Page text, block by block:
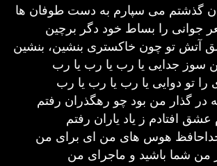
گذشتم می سپارم به دست طوفان ها
جوانی را بساط خود دگر برچین
آتش تو چون خاکستری بنشین، بنشین
سوز جدایی یا رب یا رب یا رب
را تو دوایی یا رب یا رب یا رب
در گذار من بود چو رهگذران رفتم
عشق افتادم ز یاد یاران رفتم
هوس های من ای برای من
من شما باشید و ماجرای من